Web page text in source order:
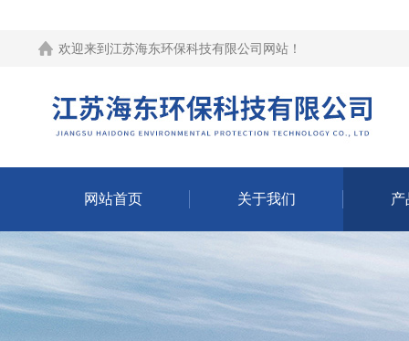
欢迎来到江苏海东环保科技有限公司网站！
网站首页 关于我们 产